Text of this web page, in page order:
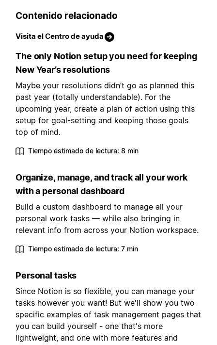
Contenido relacionado
Visita el Centro de ayuda
The only Notion setup you need for keeping
New Year’s resolutions
Maybe your resolutions didn’t go as planned this
past year (totally understandable). For the
upcoming year, create a plan of action using this
setup for goal-setting and keeping those goals
top of mind.
Tiempo estimado de lectura: 8 min
Organize, manage, and track all your work
with a personal dashboard
Build a custom dashboard to manage all your
personal work tasks — while also bringing in
relevant info from across your Notion workspace.
Tiempo estimado de lectura: 7 min
Personal tasks
Since Notion is so flexible, you can manage your
tasks however you want! But we'll show you two
specific examples of task management pages that
you can build yourself - one that's more
lightweight, and one with more features and